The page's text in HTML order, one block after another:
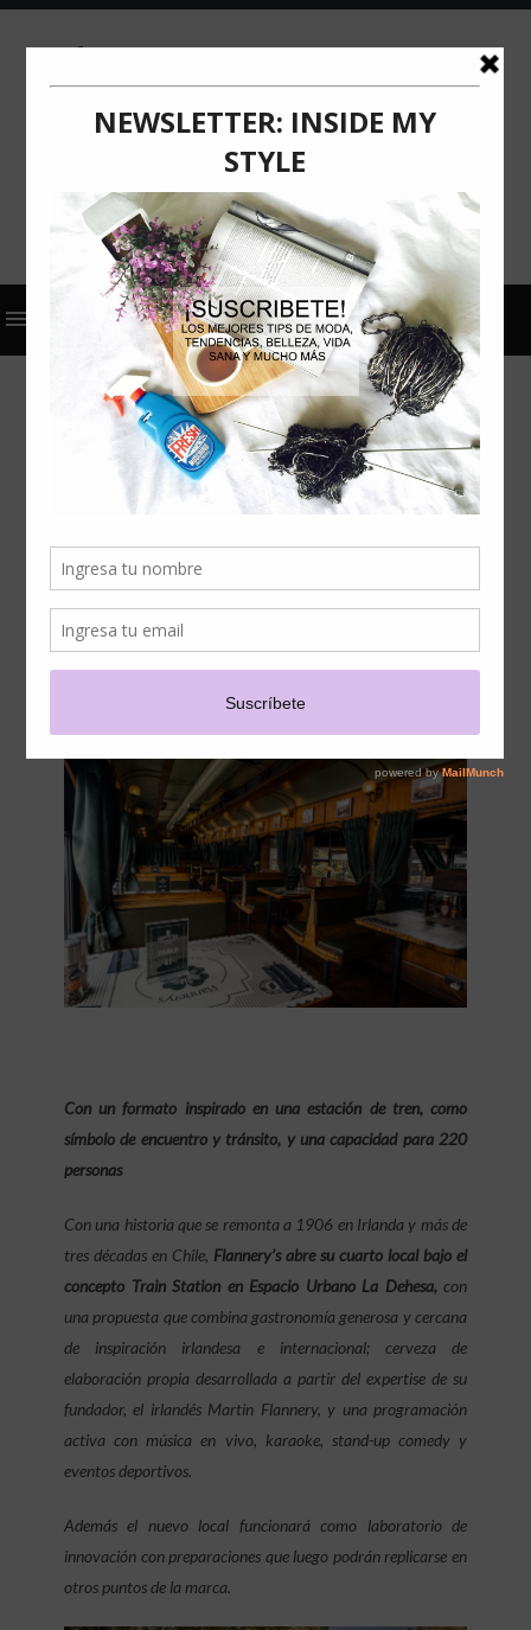
ACTUALIZACIÓN COMUNICADO DE PRENSA
FLANNERY'S
FLANNERY’S ATERRIZA EN
LA DEHESA CON UNA
PROPUESTA CENTRADA EN
LA EXPERIENCIA SOCIAL Y
LA CULTURA CERVECERA
Con un formato inspirado en una estación de tren, como
símbolo de encuentro y tránsito, y una capacidad para 220
personas
Con una historia que se remonta a 1906 en Irlanda y más de
tres décadas en Chile, Flannery’s abre su cuarto local bajo el
concepto Train Station en Espacio Urbano La Dehesa,con
una propuesta que combina gastronomía generosa y cercana
de inspiración irlandesa e internacional; cerveza de
elaboración propia desarrollada a partir del expertise de su
fundador, el irlandés Martin Flannery, y una programación
activa con música en vivo, karaoke, stand-up comedy y
eventos deportivos.
Además el nuevo local funcionará como laboratorio de
innovación con preparaciones que luego podrán replicarse en
otros puntos de la marca.